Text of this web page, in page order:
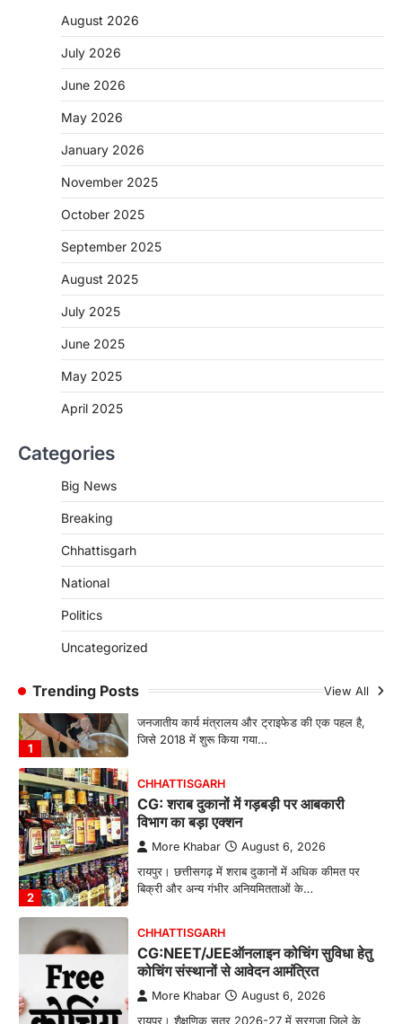
August 2026
July 2026
June 2026
May 2026
January 2026
November 2025
October 2025
September 2025
August 2025
July 2025
June 2025
May 2025
April 2025
Categories
Big News
Breaking
Chhattisgarh
National
Politics
Uncategorized
Trending Posts View All
CG: शराब दुकानों में गड़बड़ी पर आबकारी
विभाग का बड़ा एक्शन
More Khabar August 6, 2026
रायपुर। छत्तीसगढ़ में शराब दुकानों में अधिक कीमत पर
कोचिंग संस्थानों से आवेदन आमंत्रित
CHHATTISGARH
More Khabar August 6, 2026
1
CHHATTISGARH
More Khabar August 6, 2026
जनजातीय कार्य मंत्रालय और ट्राइफेड की एक पहल है,
जिसे 2018 में शुरू किया गया…
2
CHHATTISGARH
CG: शराब दुकानों में गड़बड़ी पर आबकारी
विभाग का बड़ा एक्शन
More Khabar August 6, 2026
रायपुर। छत्तीसगढ़ में शराब दुकानों में अधिक कीमत पर
बिक्री और अन्य गंभीर अनियमितताओं के…
CHHATTISGARH
CG:NEET/JEEऑनलाइन कोचिंग सुविधा हेतु
कोचिंग संस्थानों से आवेदन आमंत्रित
More Khabar August 6, 2026
रायपुर। शैक्षणिक सत्र 2026-27 में सरगुजा जिले के